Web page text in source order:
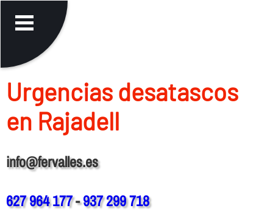
Urgencias desatascos
en Rajadell
info@fervalles.es
627 964 177-937 299 718